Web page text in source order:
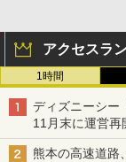
アクセスラ
1時間
ディズニーシー
11月末に運営再
は1500円
熊本の高速道路